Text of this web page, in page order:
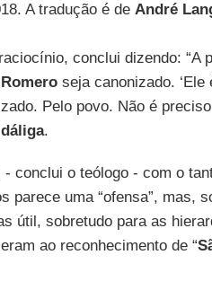
A tradução é de André
conclui dizendo: “A
Romeroseja canonizado. ‘Ele
Pelo povo. Não é preciso
.
conclui o teólogo - com o
parece uma “ofensa”, mas,
útil, sobretudo para as
ao reconhecimento de “